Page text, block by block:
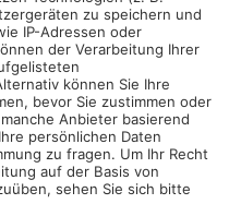
betrifft viele
die wichtigsten
zu vermitteln, geben Kreis
eine Infoveranstaltung.
eine der
Straßenbau sowie Schulen
dann nicht mehr nach
sondern nach der